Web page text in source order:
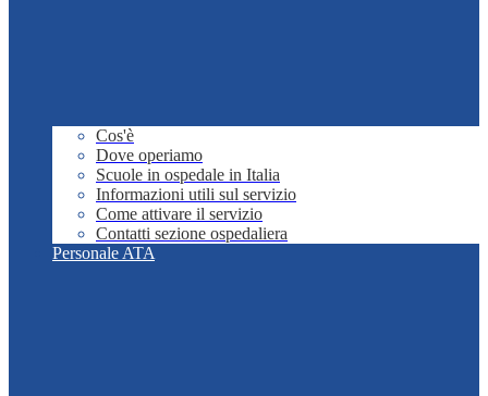
Cos'è
Dove operiamo
Scuole in ospedale in Italia
Informazioni utili sul servizio
Come attivare il servizio
Contatti sezione ospedaliera
Personale ATA